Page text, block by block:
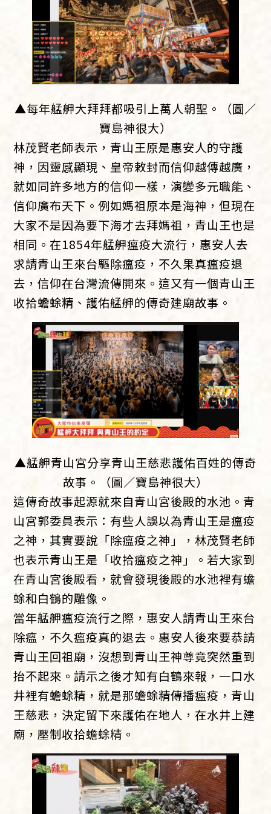
▲每年艋舺大拜拜都吸引上萬人朝聖。（圖／
寶島神很大）
林茂賢老師表示，青山王原是惠安人的守護
神，因靈感顯現、皇帝敕封而信仰越傳越廣，
就如同許多地方的信仰一樣，演變多元職能、
信仰廣布天下。例如媽祖原本是海神，但現在
大家不是因為要下海才去拜媽祖，青山王也是
相同。在1854年艋舺瘟疫大流行，惠安人去
求請青山王來台驅除瘟疫，不久果真瘟疫退
去，信仰在台灣流傳開來。這又有一個青山王
收拾蟾蜍精、護佑艋舺的傳奇建廟故事。
▲艋舺青山宮分享青山王慈悲護佑百姓的傳奇
故事。（圖／寶島神很大）
這傳奇故事起源就來自青山宮後殿的水池。青
山宮郭委員表示：有些人誤以為青山王是瘟疫
之神，其實要說「除瘟疫之神」，林茂賢老師
也表示青山王是「收拾瘟疫之神」。若大家到
在青山宮後殿看，就會發現後殿的水池裡有蟾
蜍和白鶴的雕像。
當年艋舺瘟疫流行之際，惠安人請青山王來台
除瘟，不久瘟疫真的退去。惠安人後來要恭請
青山王回祖廟，沒想到青山王神尊竟突然重到
抬不起來。請示之後才知有白鶴來報，一口水
井裡有蟾蜍精，就是那蟾蜍精傳播瘟疫，青山
王慈悲，決定留下來護佑在地人，在水井上建
廟，壓制收拾蟾蜍精。